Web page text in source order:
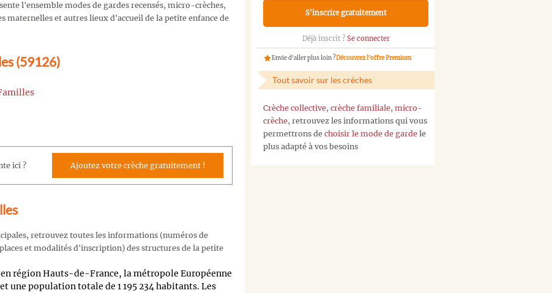
l'ensemble modes de gardes recensés, micro-crèches,
maternelles et autres lieux d'accueil de la petite enfance de
(59126)
ici ? Ajoutez votre crèche gratuitement !
retrouvez toutes les informations (numéros de
et modalités d'inscription) des structures de la petite
région Hauts-de-France, la métropole Européenne
une population totale de 1 195 234 habitants. Les
S'inscrire gratuitement
Déjà inscrit ? Se connecter
Envie d'aller plus loin ?Découvrez l'offre Premium
Tout savoir sur les crèches
Crèche collective, crèche familiale, micro-
crèche, retrouvez les informations qui vous
permettrons de choisir le mode de garde le
plus adapté à vos besoins